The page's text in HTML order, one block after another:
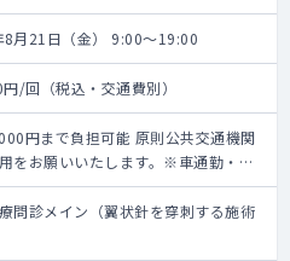
8月21日（金） 9:00～19:00
/回（税込・交通費別）
円まで負担可能 原則公共交通機関
をお願いいたします。※車通勤・タ
用要相談
問診メイン（翼状針を穿刺する施術